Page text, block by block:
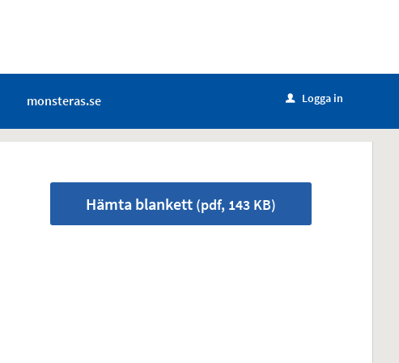
monsteras.se u Logga in
Hämta blankett (pdf, 143 KB)